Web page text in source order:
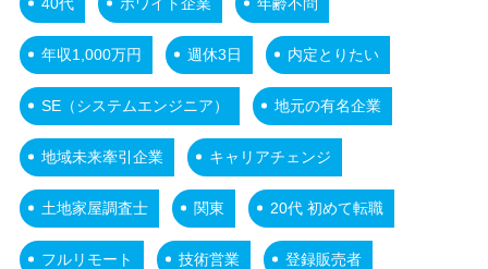
年収1,000万円 週休3日 内定とりたい
SE（システムエンジニア） 地元の有名企業
地域未来牽引企業 キャリアチェンジ
土地家屋調査士 関東 20代 初めて転職
フルリモート 技術営業 登録販売者